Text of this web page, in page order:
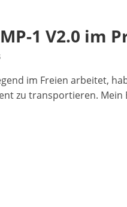
1 V2.0 im
im Freien arbeitet,
zu transportieren. Mein